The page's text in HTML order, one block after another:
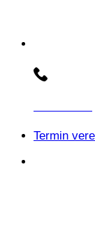
Termin